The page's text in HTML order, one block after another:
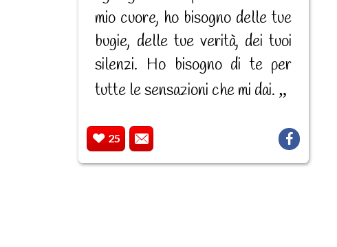
mio cuore, ho bisogno delle tue
bugie, delle tue verità, dei tuoi
silenzi. Ho bisogno di te per
tutte le sensazioni che mi dai.
25